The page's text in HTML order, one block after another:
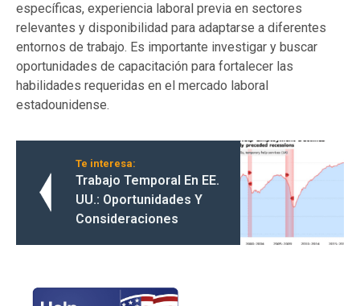
específicas, experiencia laboral previa en sectores
relevantes y disponibilidad para adaptarse a diferentes
entornos de trabajo. Es importante investigar y buscar
oportunidades de capacitación para fortalecer las
habilidades requeridas en el mercado laboral
estadounidense.
Te interesa:
Trabajo Temporal En EE.
UU.: Oportunidades Y
Consideraciones